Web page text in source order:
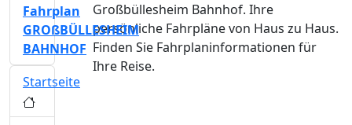
Großbüllesheim Bahnhof. Ihre
persönliche Fahrpläne von Haus zu Haus.
Finden Sie Fahrplaninformationen für
Ihre Reise.
Fahrplan
GROßBÜLLESHEIM
BAHNHOF
Startseite